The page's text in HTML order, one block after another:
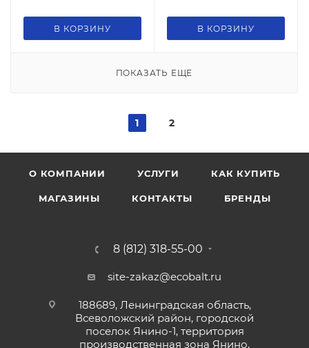
В КОРЗИНУ В КОРЗИНУ
ПОКАЗАТЬ ЕЩЕ
1 2
О КОМПАНИИ УСЛУГИ КАК КУПИТЬ
МАГАЗИНЫ КОНТАКТЫ БРЕНДЫ
8 (812) 318-55-00
site-zakaz@ecobalt.ru
188689, Ленинградская область,
Всеволожский район, городской
поселок Янино-1, территория
производственная зона Янино,